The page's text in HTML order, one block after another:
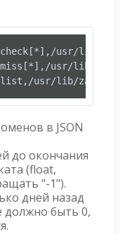
usr/lib/
usr/lib/
usr/lib/zabbix/
в JSON
до окончания
(float,
"-1").
дней назад
должно быть 0,